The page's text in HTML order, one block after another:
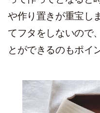
や作り置きが重宝し
てフタをしないので
とができるのもポイ